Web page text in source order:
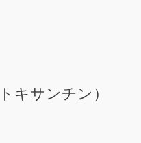
キサンチン）